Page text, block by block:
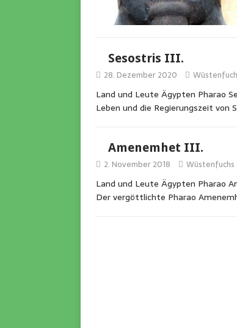
Sesostris III.
28. Dezember 2020
Land und Leute Ägypten Pharao
Leben und die Regierungszeit von
Amenemhet III.
2. November 2018 Wüstenfuchs
Land und Leute Ägypten Pharao
Der vergöttlichte Pharao